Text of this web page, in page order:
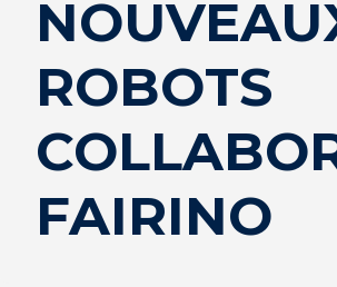
ROBOTS
FAIRINO